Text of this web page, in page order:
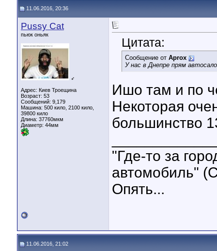
11.06.2016, 20:36
Pussy Cat
пьюк оньяк
♂
Адрес: Киев Троещина
Возраст: 53
Сообщений: 9,179
Машина: 500 кило, 2100 кило,
39800 кило
Длина: 37760мкм
Диаметр: 44мм
Цитата:
Сообщение от Aprox
У нас в Днепре прям
Ишо там и по
Некоторая
большинство
"Где-то за
автомобиль"
Опять...
11.06.2016, 21:02